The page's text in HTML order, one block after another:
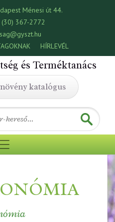
Ménesi út 44.
367-2772
HÍRLEVÉL
és Terméktanács
katalógus